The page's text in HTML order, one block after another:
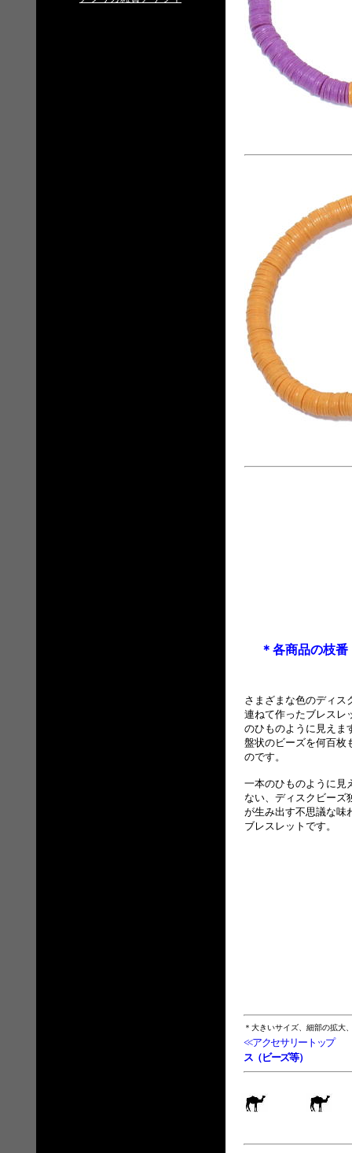
＊各商品の枝
さまざまな色のディス
連ねて作ったブレスレ
のひものように見えま
盤状のビーズを何百枚
のです。
一本のひものように見
ない、ディスクビーズ
が生み出す不思議な味
ブレスレットです。
＊大きいサイズ、細部の拡大
<<アクセサリートップ
ス（ビーズ等）